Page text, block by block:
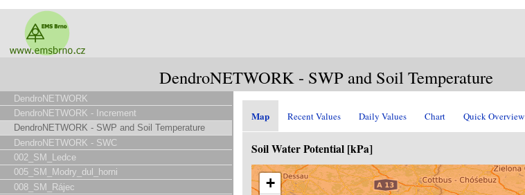
DendroNETWORK - SWP and Soil Temperature
DendroNETWORK
DendroNETWORK - Increment
DendroNETWORK - SWP and Soil Temperature
DendroNETWORK - SWC
002_SM_Ledce
005_SM_Modry_dul_horni
008_SM_Rájec
Map Recent Values Daily Values Chart Quick Overview
Soil Water Potential [kPa]
+